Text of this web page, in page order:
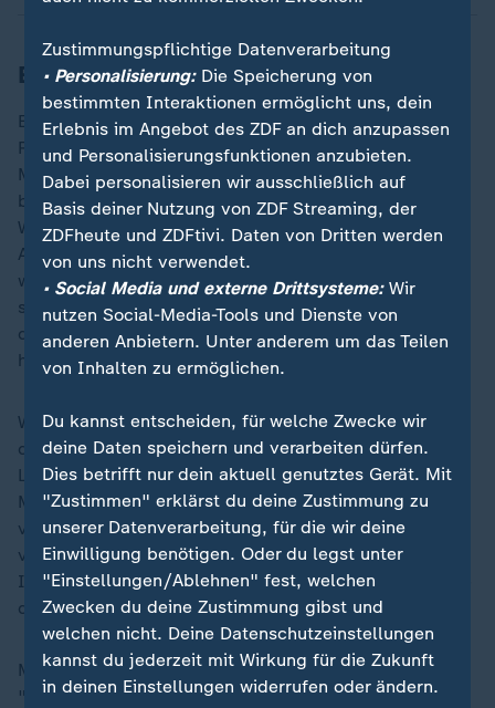
Erstes Duett mit Ringo Starr
Ein Highlight für Beatles-Fans ist der Gastauftritt von
Ringo Starr, der bei "Home To Us" mitwirkt -
McCartney zufolge das erste gemeinsame Duett der
beiden Ex-Beatles. Er habe Ringo gebeten, mal bei
Watt vorbeizuschauen, schließlich leben beide in Los
Angeles. "Ringo ist ins Studio gekommen und hat ein
wenig getrommelt", berichtet er. Auf dieser Basis
schrieb McCartney einen Song über Erinnerungen an
die Jugend in Liverpool. "Es geht darum, wo wir
herkommen."
Wie schon die erste Single "Days We Left Behind"
drehen sich viele Songs auf "The Boys Of Dungeon
Lane" um Erinnerungen. McCartney erzählt von einem
Mädchen aus der Nachbarschaft, von alten Freunden,
von seinen Eltern, der Nachkriegszeit in Liverpool und
vom Trampen mit George Harrison. Weitere
Inspirationen lieferten so unterschiedliche Themen wie
dieCorona-Pandemie oder das Glastonbury-Festival.
Musik macht Sir Paul nur noch, weil er Lust dazu hat.
"Es ist mein Hobby", sagt er. Während die 14 Songs
Zustimmungspflichtige Datenverarbeitung
• Personalisierung:Die Speicherung von
bestimmten Interaktionen ermöglicht uns, dein
Erlebnis im Angebot des ZDF an dich anzupassen
und Personalisierungsfunktionen anzubieten.
Dabei personalisieren wir ausschließlich auf
Basis deiner Nutzung von ZDF Streaming, der
ZDFheute und ZDFtivi. Daten von Dritten werden
von uns nicht verwendet.
• Social Media und externe Drittsysteme:Wir
nutzen Social-Media-Tools und Dienste von
anderen Anbietern. Unter anderem um das Teilen
von Inhalten zu ermöglichen.
Du kannst entscheiden, für welche Zwecke wir
deine Daten speichern und verarbeiten dürfen.
Dies betrifft nur dein aktuell genutztes Gerät. Mit
"Zustimmen" erklärst du deine Zustimmung zu
unserer Datenverarbeitung, für die wir deine
Einwilligung benötigen. Oder du legst unter
"Einstellungen/Ablehnen" fest, welchen
Zwecken du deine Zustimmung gibst und
welchen nicht. Deine Datenschutzeinstellungen
kannst du jederzeit mit Wirkung für die Zukunft
in deinen Einstellungen widerrufen oder ändern.